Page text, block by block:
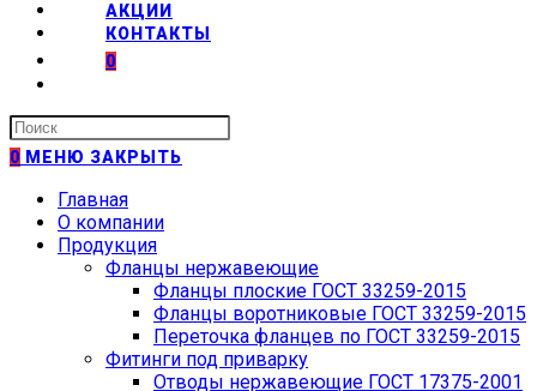
АКЦИИ
КОНТАКТЫ
0
Искать:
0 МЕНЮ ЗАКРЫТЬ
Главная
О компании
Продукция
Фланцы нержавеющие
Фланцы плоские ГОСТ 33259-2015
Фланцы воротниковые ГОСТ 33259-2015
Переточка фланцев по ГОСТ 33259-2015
Фитинги под приварку
Отводы нержавеющие ГОСТ 17375-2001